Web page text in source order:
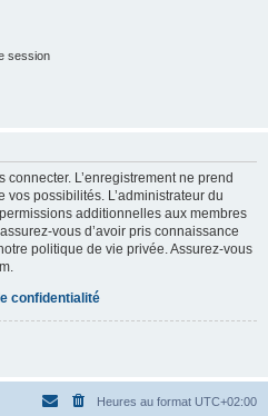
session
L’enregistrement ne prend
possibilités. L’administrateur du
additionnelles aux membres
vous d’avoir pris connaissance
politique de vie privée. Assurez-vous
confidentialité
Heures au format UTC+02:00